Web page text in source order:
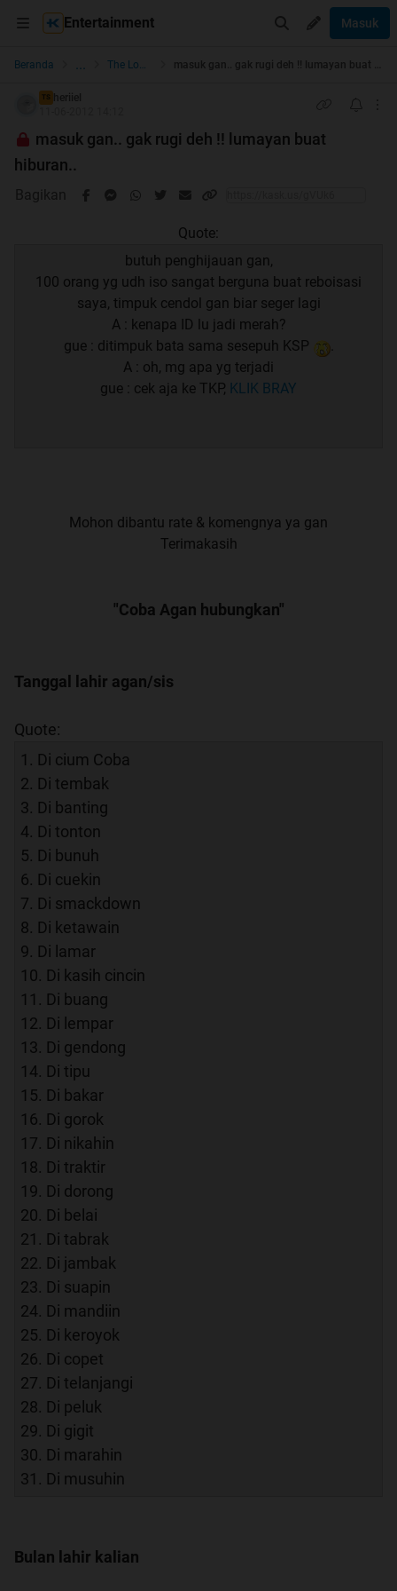
Entertainment Masuk
Beranda ... The Lounge
TS
heriiel
masuk gan.. gak rugi deh !! lumayan buat
hiburan..
Bagikan
Quote:
butuh penghijauan gan,
100 orang yg udh iso sangat berguna buat reboisasi
saya, timpuk cendol gan biar seger lagi
A : kenapa ID lu jadi merah?
gue : ditimpuk bata sama sesepuh KSP
.
A : oh, mg apa yg terjadi
gue : cek aja ke TKP, KLIK BRAY
Mohon dibantu rate & komengnya ya gan
Terimakasih
"Coba Agan hubungkan"
Tanggal lahir agan/sis
Quote:
1. Di cium Coba
2. Di tembak
3. Di banting
4. Di tonton
5. Di bunuh
6. Di cuekin
7. Di smackdown
8. Di ketawain
9. Di lamar
10. Di kasih cincin
11. Di buang
12. Di lempar
13. Di gendong
14. Di tipu
15. Di bakar
16. Di gorok
17. Di nikahin
18. Di traktir
19. Di dorong
20. Di belai
21. Di tabrak
22. Di jambak
23. Di suapin
24. Di mandiin
25. Di keroyok
26. Di copet
27. Di telanjangi
28. Di peluk
29. Di gigit
30. Di marahin
31. Di musuhin
Bulan lahir kalian